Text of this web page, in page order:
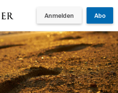
Anmelden Abo